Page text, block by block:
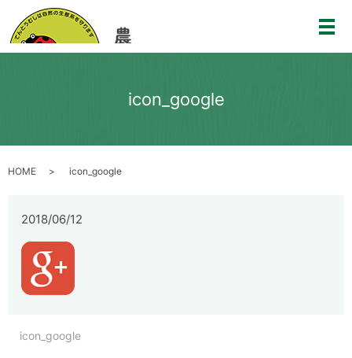
メ
icon_google
HOME icon_google
2018/06/12
icon_google